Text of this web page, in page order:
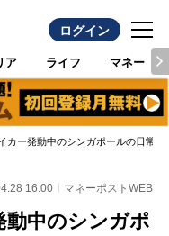
ログイン
ア ライフ マネー
カー発動中のシンガポールの日常
16:00 マネーポストWEB
中のシンガポ